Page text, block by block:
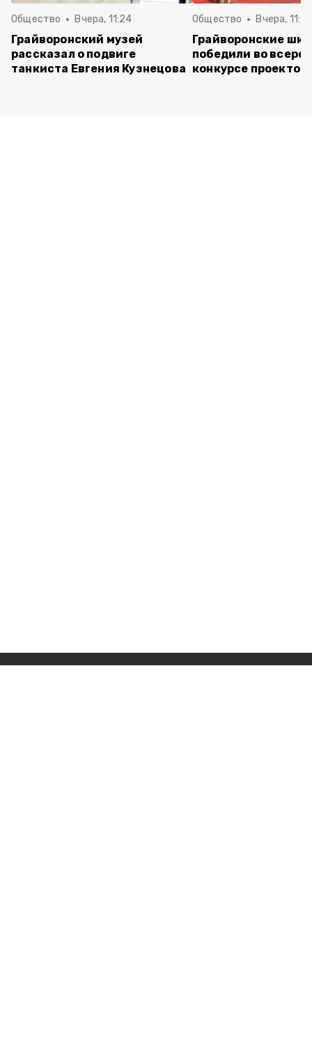
Общество Вчера, 11:24
Грайворонский музей
рассказал о подвиге
танкиста Евгения Кузнецова
Общество Вчера, 11:16
Грайворонские
победили во
конкурсе проектов